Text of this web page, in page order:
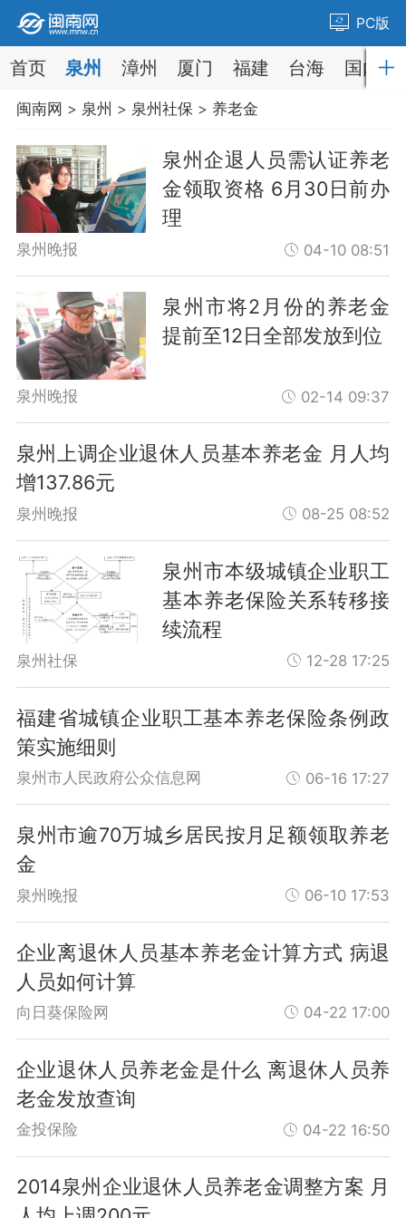
PC版
首页 泉州 漳州 厦门 福建 台海 国内
闽南网 > 泉州 > 泉州社保 > 养老金
泉州企退人员需认证养老
金领取资格 6月30日前办
理
泉州晚报 04-10 08:51
泉州市将2月份的养老金
提前至12日全部发放到位
泉州晚报 02-14 09:37
泉州上调企业退休人员基本养老金 月人均
增137.86元
泉州晚报 08-25 08:52
泉州市本级城镇企业职工
基本养老保险关系转移接
续流程
泉州社保 12-28 17:25
福建省城镇企业职工基本养老保险条例政
策实施细则
泉州市人民政府公众信息网 06-16 17:27
泉州市逾70万城乡居民按月足额领取养老
金
泉州晚报 06-10 17:53
企业离退休人员基本养老金计算方式 病退
人员如何计算
向日葵保险网 04-22 17:00
企业退休人员养老金是什么 离退休人员养
老金发放查询
金投保险 04-22 16:50
2014泉州企业退休人员养老金调整方案 月